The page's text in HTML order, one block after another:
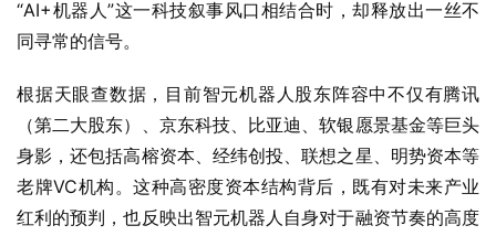
“AI+机器人”这一科技叙事风口相结合时，却释放出一丝不
同寻常的信号。
根据天眼查数据，目前智元机器人股东阵容中不仅有腾讯
（第二大股东）、京东科技、比亚迪、软银愿景基金等巨头
身影，还包括高榕资本、经纬创投、联想之星、明势资本等
老牌VC机构。这种高密度资本结构背后，既有对未来产业
红利的预判，也反映出智元机器人自身对于融资节奏的高度